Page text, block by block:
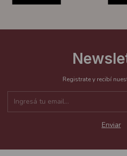
Registrate y recibí